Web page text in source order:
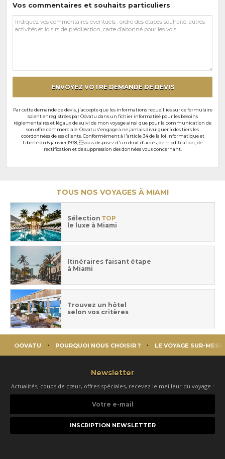
Vos commentaires et souhaits particuliers
Vos
commentaires
ENVOYEZ VOTRE DEMANDE DE DEVIS
Par cette demande de devis, j'accepte que les informations recueillies sur ce formulaire
soient enregistrées par Oovatu dans un fichier informatisé pour les besoins
réglementaires et légaux de suivi de mon voyage ainsi que pour la communication de
son offre commerciale. Oovatu s'engage à ne jamais divulguer à des tiers les
coordonnées de ses clients. Conformément à l'article 34 de la loi Informatique et
Liberté du 6 janvier 1978, vous disposez d'un droit d'accès, de modification, de
rectification et de suppression des données vous concernant.
TOUS NOS VOYAGES À MIAMI
Sélection TOP
le luxe à Miami
Itinéraires faisant étape
à Miami
Trouvez un hôtel
selon vos critères
OOVATU POURQUOI NOUS CHOISIR ? LE VOYAGE SUR-
Newsletter
Actualités, coups de cœur, offres spéciales, recevez le meilleur du voyage :
e-